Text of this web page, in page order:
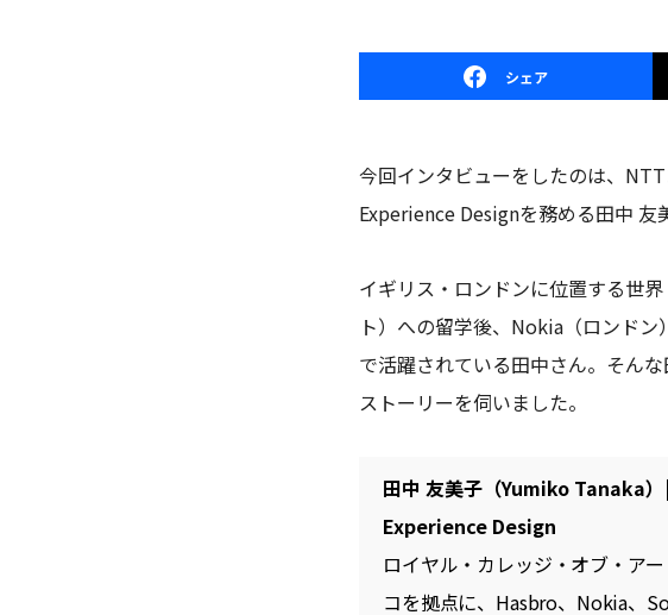
シェア
今回インタビューをしたのは、
Experience Designを務める田中 友
イギリス・ロンドンに位置する世
ト）への留学後、Nokia（ロンド
で活躍されている田中さん。そん
ストーリーを伺いました。
田中 友美子（Yumiko Tanaka
Experience Design
ロイヤル・カレッジ・オブ・ア
コを拠点に、Hasbro、Nokia、